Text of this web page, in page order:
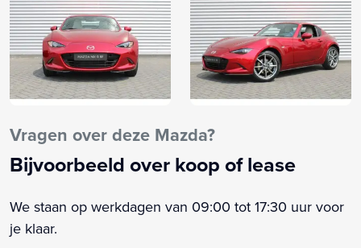
Binnenspiegel automatisch dimmend
Boordcomputer
Buitenspiegels elektrisch verstelbaar
Buitenspiegels verwarmbaar
Cruise control
Elektrische ramen voor
Elektronische remkrachtverdeling
Gelimiteerd slipdifferentieel
Glans exterieur delen
Vragen over deze Mazda?
Bijvoorbeeld over koop of lease
We staan op werkdagen van 09:00 tot 17:30 uur voor
je klaar.